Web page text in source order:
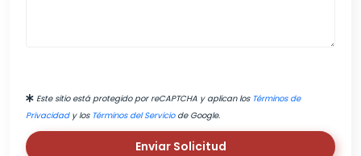
Este sitio está protegido por reCAPTCHA y aplican los Términos de
Privacidady los Términos del Serviciode Google.
Enviar Solicitud